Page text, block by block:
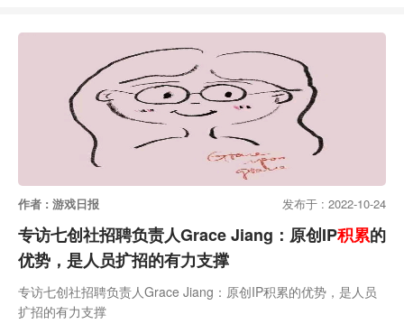
月，《弹壳特攻队》上线的第三个月，单月流水突破3亿（不含国
内安卓市场）。这是迄今为止海彼网络创造出的单产品最好成绩，
也是在这一个月，它冲上了Se
作者 : 游戏日报 发布于 : 2022-10-24
专访七创社招聘负责人Grace Jiang：原创IP积累的
优势，是人员扩招的有力支撑
专访七创社招聘负责人Grace Jiang：原创IP积累的优势，是人员
扩招的有力支撑